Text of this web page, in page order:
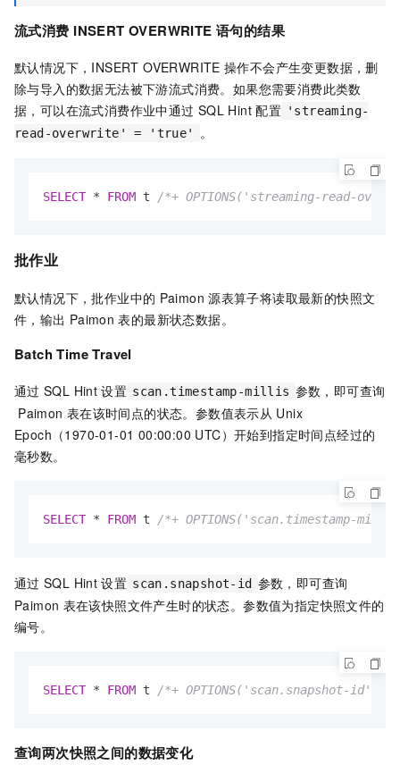
流式消费 INSERT OVERWRITE 语句的结果
默认情况下，INSERT OVERWRITE 操作不会产生变更数据，删
除与导入的数据无法被下游流式消费。如果您需要消费此类数
据，可以在流式消费作业中通过 SQL Hint 配置 'streaming-
read-overwrite' = 'true'
。
SELECT * FROM t /*+ OPTIONS('streaming-read-
批作业
默认情况下，批作业中的 Paimon 源表算子将读取最新的快照文
件，输出 Paimon 表的最新状态数据。
Batch Time Travel
通过 SQL Hint 设置 scan.timestamp-millis 参数，即可查询
Paimon 表在该时间点的状态。参数值表示从 Unix
Epoch（1970-01-01 00:00:00 UTC）开始到指定时间点经过的
毫秒数。
SELECT * FROM t /*+ OPTIONS('scan.timestamp-
通过 SQL Hint 设置 scan.snapshot-id 参数，即可查询
Paimon 表在该快照文件产生时的状态。参数值为指定快照文件的
编号。
SELECT * FROM t /*+ OPTIONS('scan.snapshot-id'
查询两次快照之间的数据变化